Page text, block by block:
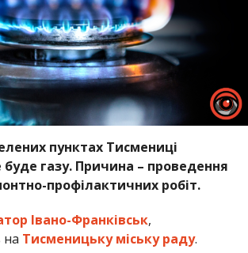
пунктах Тисмениці
газу. Причина – проведення
профілактичних робіт.
Івано-Франківськ,
на Тисменицьку міську раду.